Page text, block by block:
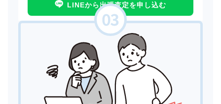
LINEから出張査定を申し込む